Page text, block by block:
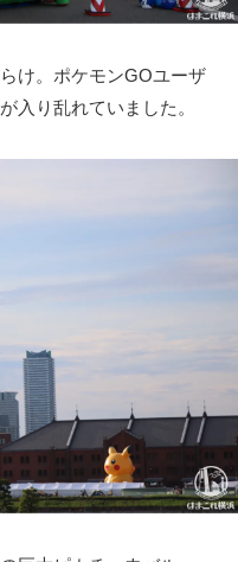
らけ。ポケモンGOユーザ
入り乱れていました。